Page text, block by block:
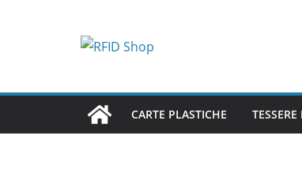
CARTE PLASTICHE